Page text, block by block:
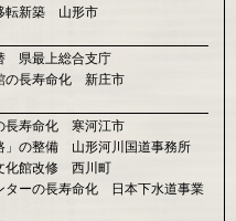
転新築 山形市
県最上総合支庁
の長寿命化 新庄市
長寿命化 寒河江市
」の整備 山形河川国道事務所
化館改修 西川町
ターの長寿命化 日本下水道事業